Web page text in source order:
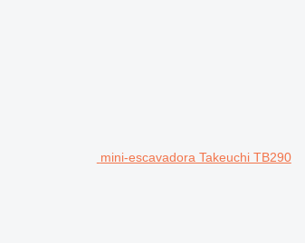
mini-escavadora Takeuchi TB290